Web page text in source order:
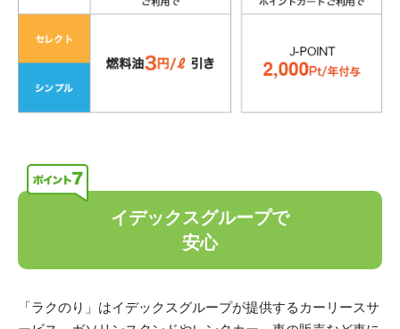
イデックスグループで
安心
「ラクのり」はイデックスグループが提供するカーリースサ